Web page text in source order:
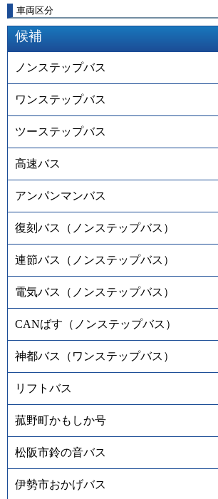
車両区分
候補
ノンステップバス
ワンステップバス
ツーステップバス
高速バス
アンパンマンバス
復刻バス（ノンステップバス）
連節バス（ノンステップバス）
電気バス（ノンステップバス）
CANばす（ノンステップバス）
神都バス（ワンステップバス）
リフトバス
菰野町かもしか号
松阪市鈴の音バス
伊勢市おかげバス